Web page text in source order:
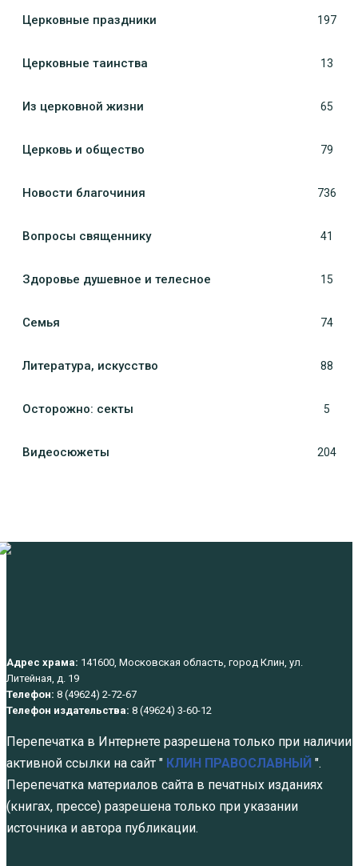
Церковные праздники 197
Церковные таинства 13
Из церковной жизни 65
Церковь и общество 79
Новости благочиния 736
Вопросы священнику 41
Здоровье душевное и телесное 15
Семья 74
Литература, искуcство 88
Осторожно: секты 5
Видеосюжеты 204
Адрес храма: 141600, Московская область, город Клин, ул.
Литейная, д. 19
Телефон: 8 (49624) 2-72-67
Телефон издательства: 8 (49624) 3-60-12
Перепечатка в Интернете разрешена только при наличии
активной ссылки на сайт " КЛИН ПРАВОСЛАВНЫЙ ".
Перепечатка материалов сайта в печатных изданиях
(книгах, прессе) разрешена только при указании
источника и автора публикации.